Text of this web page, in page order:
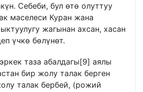
Себеби, бул өтө олуттуу
маселеси Куран жана
жагынан ахсан, хасан
үчкө бөлүнөт.
таза абалдагы[9] аялы
бир жолу талак берген
талак бербей, (рожий